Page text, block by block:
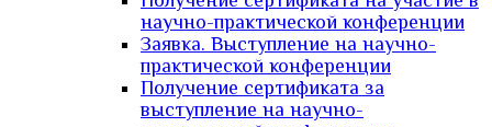
научно-практической конференции
Заявка. Выступление на научно-
практической конференции
Получение сертификата за
выступление на научно-